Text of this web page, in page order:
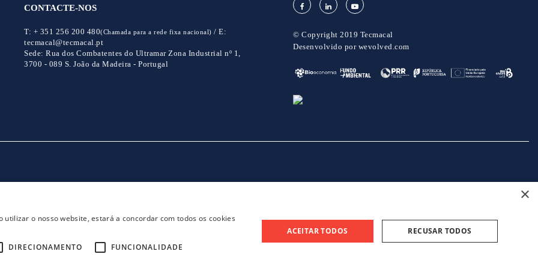
CONTACTE-NOS
T: + 351 256 200 480(Chamada para a rede fixa nacional) /E:
tecmacal@tecmacal.pt
Sede: Rua dos Combatentes do Ultramar Zona Industrial nº 1,
3700 - 089 S. João da Madeira - Portugal
© Copyright 2019 Tecmacal
Desenvolvido por wevolved.com
×
o nosso website, estará a concordar com todos os cookies
DIRECIONAMENTO
FUNCIONALIDADE
ACEITAR TODOS RECUSAR TODOS